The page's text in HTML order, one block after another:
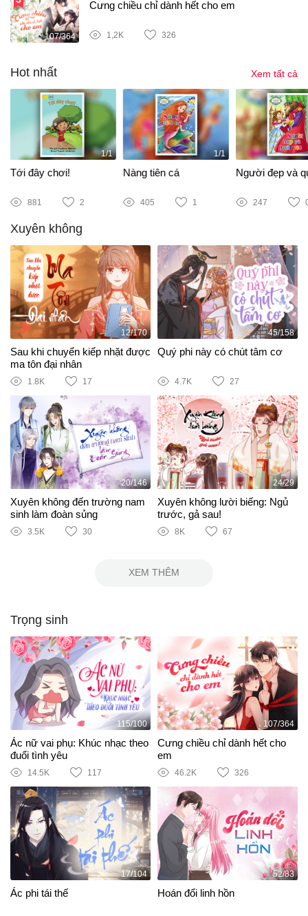
107/364
Cưng chiều chỉ dành hết cho em
1,2K 326
Hot nhất Xem tất cả
1/1
Tới đây chơi!
881 2
1/1
Nàng tiên cá
405 1
Người đẹp và
247
Xuyên không
12/170
Sau khi chuyển kiếp nhặt được
ma tôn đại nhân
1.8K 17
45/158
Quý phi này có chút tâm cơ
4.7K 27
20/146
Xuyên không đến trường nam
sinh làm đoàn sủng
3.5K 30
24/29
Xuyên không lười biếng: Ngủ
trước, gả sau!
8K 67
XEM THÊM
Trọng sinh
115/100
Ác nữ vai phụ: Khúc nhạc theo
đuổi tình yêu
14.5K 117
107/364
Cưng chiều chỉ dành hết cho
em
46.2K 326
17/104
Ác phi tái thế
52/83
Hoán đổi linh hồn